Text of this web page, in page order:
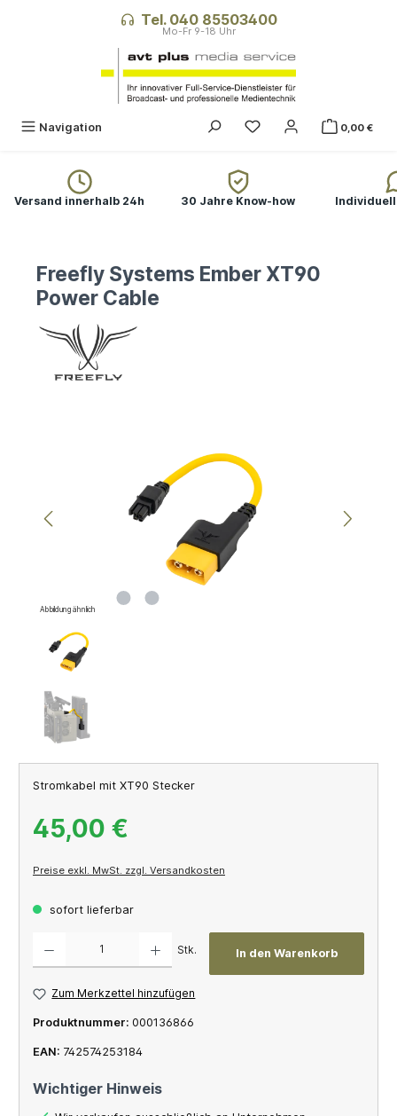
Tel. 040 85503400
Navigation 0,00 €
Versand innerhalb 24h 30 Jahre Know-how
Freefly Systems Ember XT90
Power Cable
Abbildung ähnlich
Stromkabel mit XT90 Stecker
45,00 €
Preise exkl. MwSt. zzgl. Versandkosten
sofort lieferbar
Stk. In den Warenkorb
Zum Merkzettel hinzufügen
Produktnummer: 000136866
EAN: 742574253184
Wichtiger Hinweis